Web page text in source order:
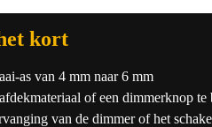
kort
as van 4 mm naar 6 mm
of een dimmerknop te
van de dimmer of het